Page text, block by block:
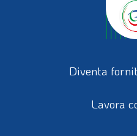
Diventa
Lavora